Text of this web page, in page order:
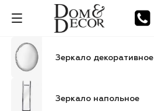
Зеркало декоративное
Зеркало напольное